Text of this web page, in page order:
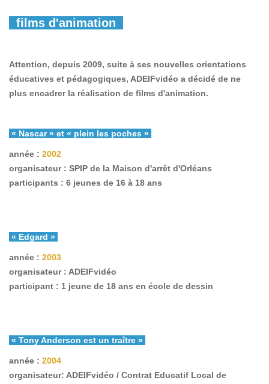
films d'animation
Attention, depuis 2009, suite à ses nouvelles orientations
éducatives et pédagogiques, ADEIFvidéo a décidé de ne
plus encadrer la réalisation de films d'animation.
« Nascar » et « plein les poches »
année : 2002
organisateur : SPIP de la Maison d'arrêt d'Orléans
participants : 6 jeunes de 16 à 18 ans
« Edgard »
année : 2003
organisateur : ADEIFvidéo
participant : 1 jeune de 18 ans en école de dessin
« Tony Anderson est un traître »
année : 2004
organisateur: ADEIFvidéo / Contrat Educatif Local de